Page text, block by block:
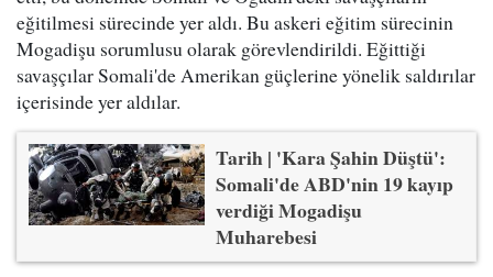
eğitilmesi sürecinde yer aldı. Bu askeri eğitim sürecinin
Mogadişu sorumlusu olarak görevlendirildi. Eğittiği
savaşçılar Somali'de Amerikan güçlerine yönelik saldırılar
içerisinde yer aldılar.
Tarih | 'Kara Şahin Düştü':
Somali'de ABD'nin 19 kayıp
verdiği Mogadişu
Muharebesi